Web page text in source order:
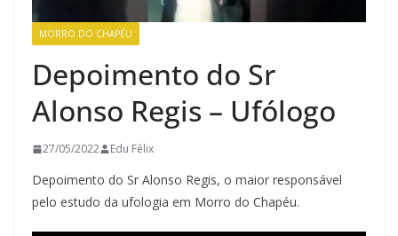
MORRO DO CHAPÉU
Depoimento do Sr
Alonso Regis – Ufólogo
27/05/2022 Edu Félix
Depoimento do Sr Alonso Regis, o maior responsável
pelo estudo da ufologia em Morro do Chapéu.